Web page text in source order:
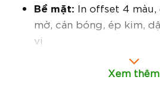
Bề mặt: In offset 4
mờ, cán bóng, ép kim,
vị
Dây dù, dây
bản lớn – chắc chắn, dễ
Xem thêm